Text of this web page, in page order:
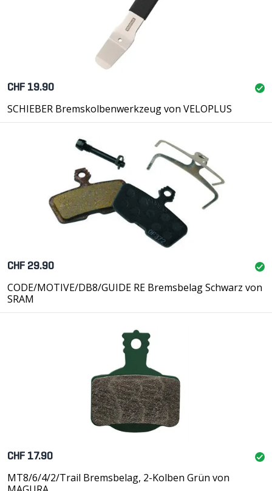
CHF 19.90
SCHIEBER Bremskolbenwerkzeug von VELOPLUS
CHF 29.90
CODE/MOTIVE/DB8/GUIDE RE Bremsbelag Schwarz von
SRAM
CHF 17.90
MT8/6/4/2/Trail Bremsbelag, 2-Kolben Grün von